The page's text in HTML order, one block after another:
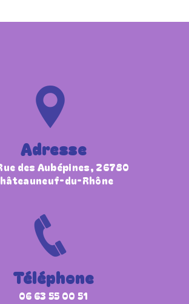
Adresse
des Aubépines, 26780
du-Rhône
Téléphone
06 63 55 00 51